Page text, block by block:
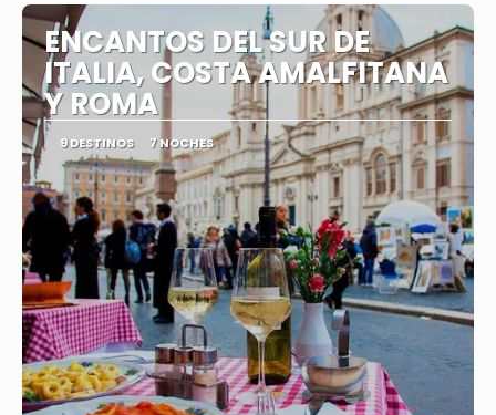
ENCANTOS DEL SUR DE
ITALIA, COSTA AMALFITANA
Y ROMA
9 DESTINOS 7 NOCHES